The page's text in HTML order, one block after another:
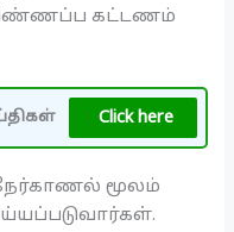
கட்டணம்
Click here
நேர்காணல் மூலம்